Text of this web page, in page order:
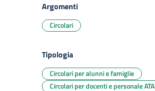
Argomenti
Circolari
Tipologia
Circolari per alunni e famiglie
Circolari per docenti e personale ATA